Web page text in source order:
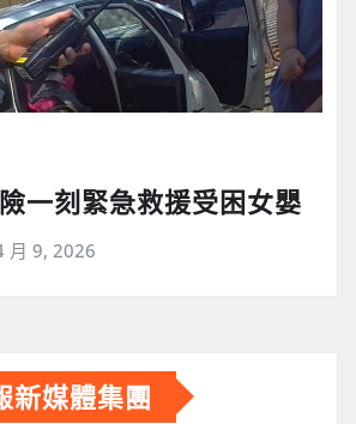
一刻緊急救援受困女嬰
月 9, 2026
新媒體集團